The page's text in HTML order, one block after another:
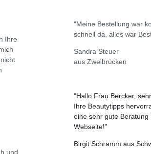
Ihre
und
"Meine Bestellung war
schnell da, alles war
Sandra Steuer
aus Zweibrücken
"Hallo Frau Bercker,
Ihre Beautytipps
eine sehr gute Beratung
Webseite!"
Birgit Schramm aus